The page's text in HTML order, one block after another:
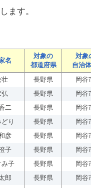
ます。
名
対象の
都道府県
対象
自治
壮 長野県 岡谷
弘 長野県 岡谷
二 長野県 岡谷
り 長野県 岡谷
彦 長野県 岡谷
子 長野県 岡谷
み子 長野県 岡谷
郎 長野県 岡谷